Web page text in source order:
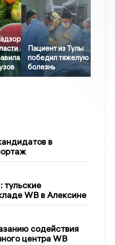
Пациент из Тулы
победил тяжелую
болезнь
в
WB в Алексине
содействия
центра WB